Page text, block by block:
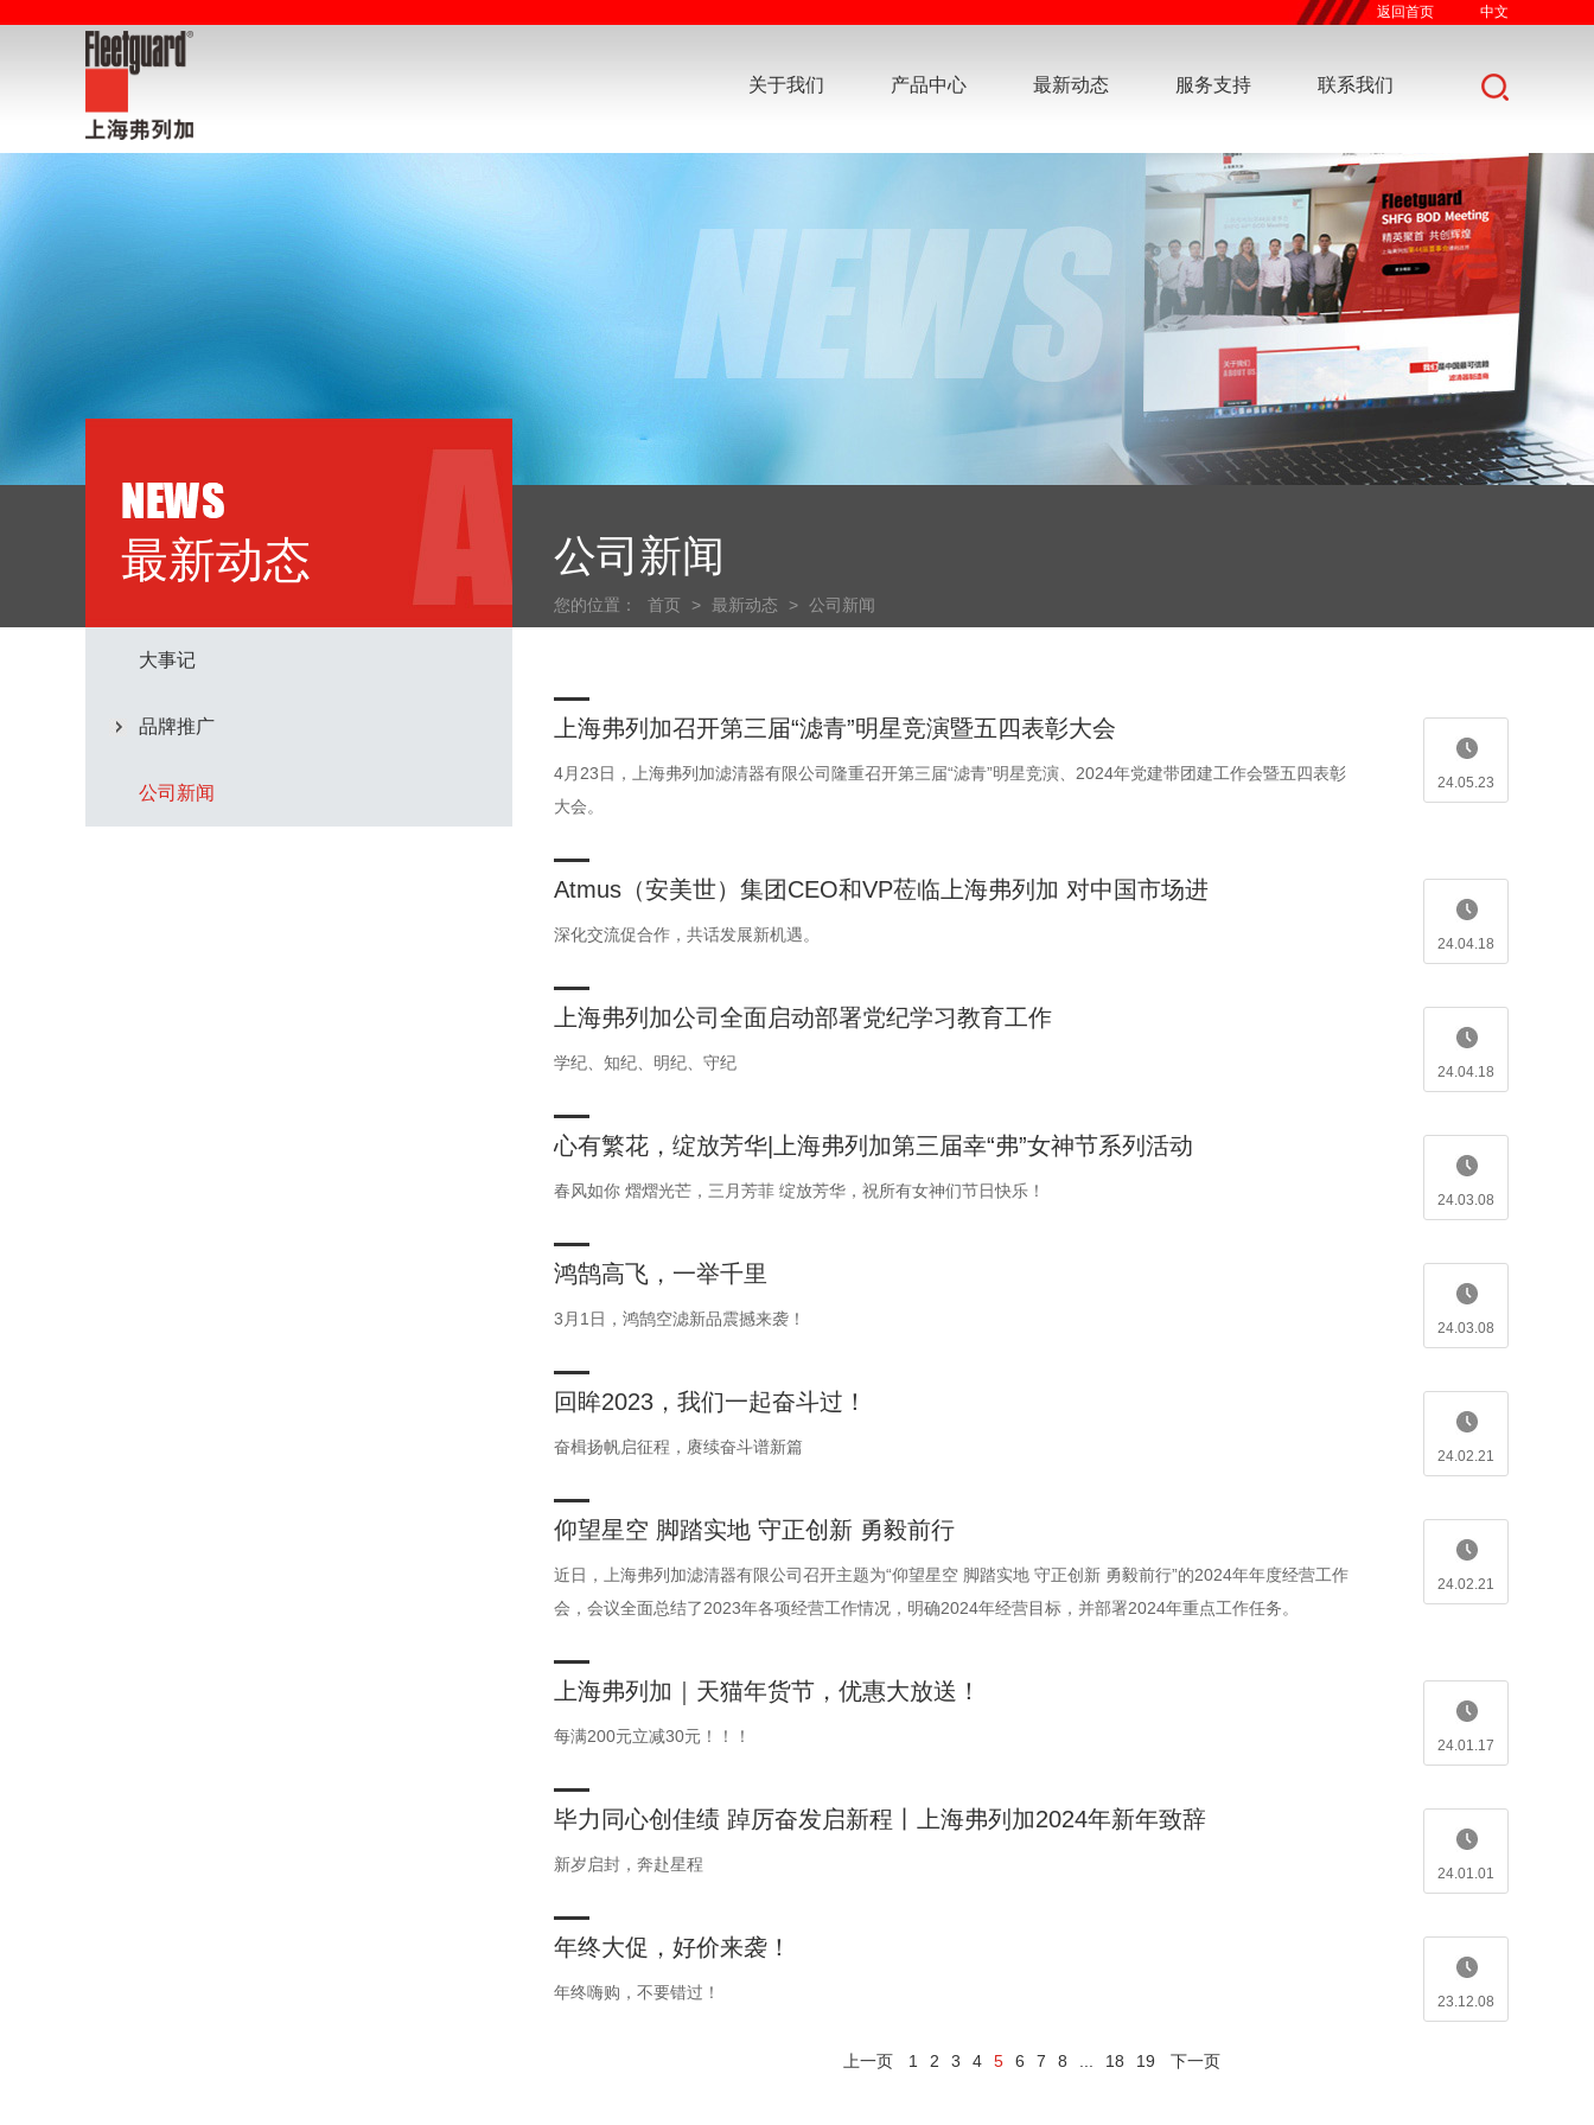
返回首页 中文
关于我们 产品中心 最新动态 服务支持 联系我们
最新动态
大事记
品牌推广
公司新闻
公司新闻
您的位置： 首页 > 最新动态 > 公司新闻
上海弗列加召开第三届“滤青”明星竞演暨五四表彰大会
24.05.23
4月23日，上海弗列加滤清器有限公司隆重召开第三届“滤青”明星竞演、2024年党建带团建工作会暨五四表彰
大会。
Atmus（安美世）集团CEO和VP莅临上海弗列加 对中国市场进
行走访调研
24.04.18
深化交流促合作，共话发展新机遇。
上海弗列加公司全面启动部署党纪学习教育工作
24.04.18
学纪、知纪、明纪、守纪
心有繁花，绽放芳华|上海弗列加第三届幸“弗”女神节系列活动
24.03.08
春风如你 熠熠光芒，三月芳菲 绽放芳华，祝所有女神们节日快乐！
鸿鹄高飞，一举千里
24.03.08
3月1日，鸿鹄空滤新品震撼来袭！
回眸2023，我们一起奋斗过！
24.02.21
奋楫扬帆启征程，赓续奋斗谱新篇
仰望星空 脚踏实地 守正创新 勇毅前行
24.02.21
近日，上海弗列加滤清器有限公司召开主题为“仰望星空 脚踏实地 守正创新 勇毅前行”的2024年年度经营工作
会，会议全面总结了2023年各项经营工作情况，明确2024年经营目标，并部署2024年重点工作任务。
上海弗列加｜天猫年货节，优惠大放送！
24.01.17
每满200元立减30元！！！
毕力同心创佳绩 踔厉奋发启新程丨上海弗列加2024年新年致辞
24.01.01
新岁启封，奔赴星程
年终大促，好价来袭！
23.12.08
年终嗨购，不要错过！
上一页 1 2 3 4 5 6 7 8 18 19 下一页